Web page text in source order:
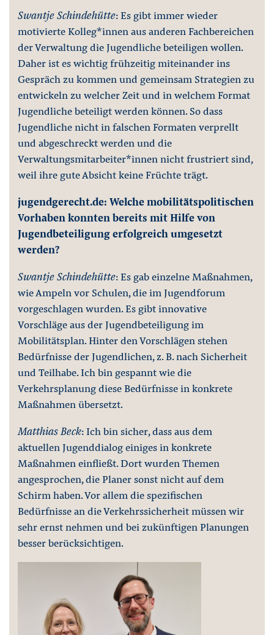
Swantje Schindehütte: Es gibt immer wieder
motivierte Kolleg*innen aus anderen Fachbereichen
der Verwaltung die Jugendliche beteiligen wollen.
Daher ist es wichtig frühzeitig miteinander ins
Gespräch zu kommen und gemeinsam Strategien zu
entwickeln zu welcher Zeit und in welchem Format
Jugendliche beteiligt werden können. So dass
Jugendliche nicht in falschen Formaten verprellt
und abgeschreckt werden und die
Verwaltungsmitarbeiter*innen nicht frustriert sind,
weil ihre gute Absicht keine Früchte trägt.
jugendgerecht.de: Welche mobilitätspolitischen
Vorhaben konnten bereits mit Hilfe von
Jugendbeteiligung erfolgreich umgesetzt
werden?
Swantje Schindehütte: Es gab einzelne Maßnahmen,
wie Ampeln vor Schulen, die im Jugendforum
vorgeschlagen wurden. Es gibt innovative
Vorschläge aus der Jugendbeteiligung im
Mobilitätsplan. Hinter den Vorschlägen stehen
Bedürfnisse der Jugendlichen, z. B. nach Sicherheit
und Teilhabe. Ich bin gespannt wie die
Verkehrsplanung diese Bedürfnisse in konkrete
Maßnahmen übersetzt.
Matthias Beck: Ich bin sicher, dass aus dem
aktuellen Jugenddialog einiges in konkrete
Maßnahmen einfließt. Dort wurden Themen
angesprochen, die Planer sonst nicht auf dem
Schirm haben. Vor allem die spezifischen
Bedürfnisse an die Verkehrssicherheit müssen wir
sehr ernst nehmen und bei zukünftigen Planungen
besser berücksichtigen.